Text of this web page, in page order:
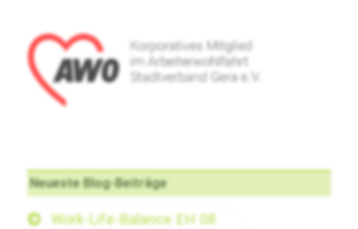
Neueste Blog-Beiträge
Work-Life-Balance EH 08